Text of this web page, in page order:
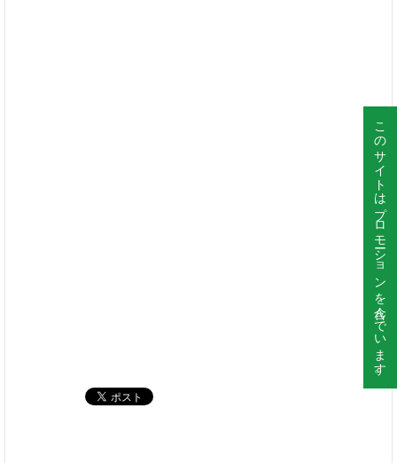
このサイトはプロモーションを含んでいます。